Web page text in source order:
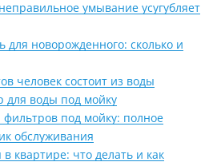
умывание усугубляет
для новорожденного: сколько и
человек состоит из воды
для воды под мойку
фильтров под мойку: полное
обслуживания
квартире: что делать и как